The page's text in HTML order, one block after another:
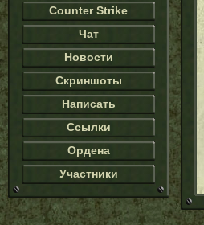
Counter Strike
Чат
Новости
Скриншоты
Написать
Ссылки
Ордена
Участники